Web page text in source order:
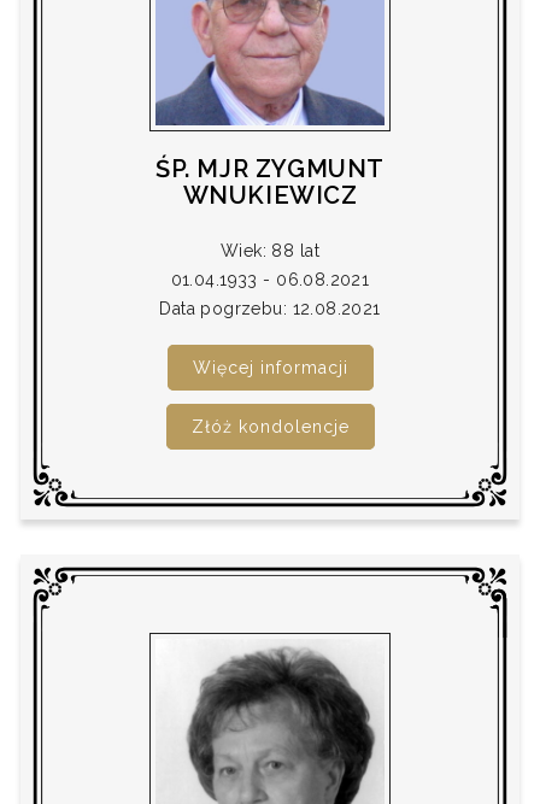
ŚP. MJR ZYGMUNT
WNUKIEWICZ
Wiek: 88 lat
01.04.1933 - 06.08.2021
Data pogrzebu: 12.08.2021
Więcej informacji
Złóż kondolencje